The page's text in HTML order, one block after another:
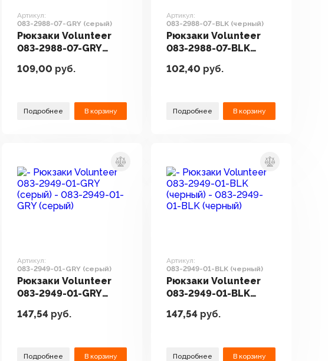
Артикул:
083-2988-07-GRY (серый)
Рюкзаки Volunteer
083-2988-07-GRY
109,00 руб.
Подробнее В корзину
Артикул:
083-2988-07-BLK (черный)
Рюкзаки Volunteer
083-2988-07-BLK
102,40 руб.
Подробнее В корзину
Артикул:
083-2949-01-GRY (серый)
Рюкзаки Volunteer
083-2949-01-GRY
147,54 руб.
Подробнее В корзину
Артикул:
083-2949-01-BLK (черный)
Рюкзаки Volunteer
083-2949-01-BLK
147,54 руб.
Подробнее В корзину